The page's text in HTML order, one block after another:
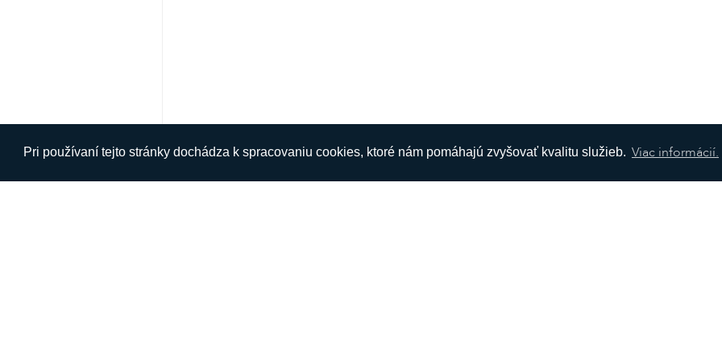
Pri používaní tejto stránky dochádza k spracovaniu cookies, ktoré nám pomáhajú zvyšovať kvalitu služieb. Viac informácií.